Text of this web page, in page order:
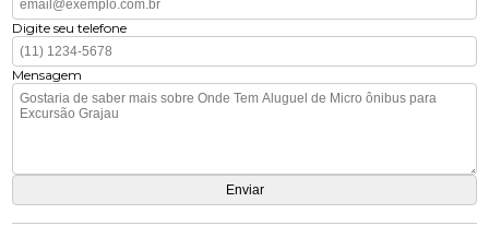
Digite seu telefone
Mensagem